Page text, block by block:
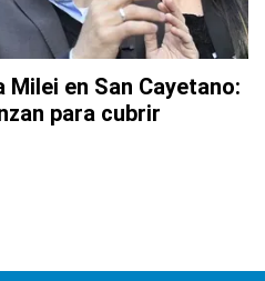
en San Cayetano:
para cubrir